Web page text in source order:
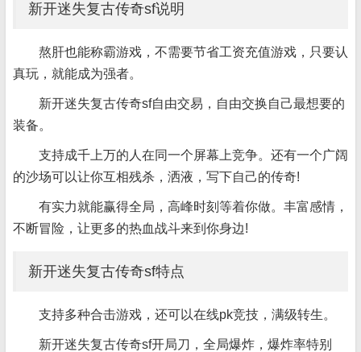
新开迷失复古传奇sf说明
熬肝也能称霸游戏，不需要节省工资充值游戏，只要认
真玩，就能成为强者。
新开迷失复古传奇sf自由交易，自由交换自己最想要的
装备。
支持成千上万的人在同一个屏幕上竞争。还有一个广阔
的沙场可以让你互相残杀，洒液，写下自己的传奇!
有实力就能赢得全局，高峰时刻等着你做。丰富感情，
不断冒险，让更多的热血战斗来到你身边!
新开迷失复古传奇sf特点
支持多种合击游戏，还可以在线pk竞技，满级转生。
新开迷失复古传奇sf开局刀，全局爆炸，爆炸率特别